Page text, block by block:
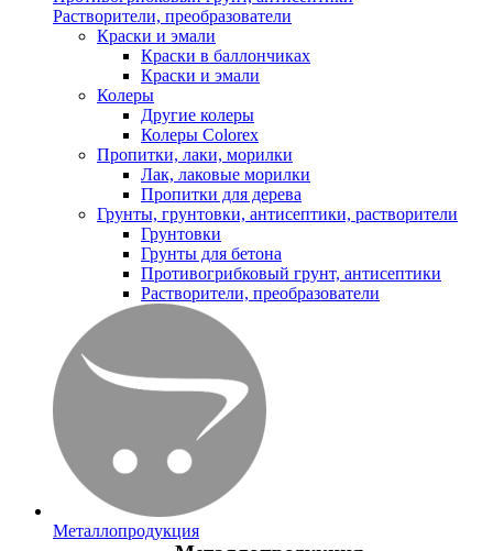
Растворители, преобразователи
Краски и эмали
Краски в баллончиках
Краски и эмали
Колеры
Другие колеры
Колеры Colorex
Пропитки, лаки, морилки
Лак, лаковые морилки
Пропитки для дерева
Грунты, грунтовки, антисептики, растворители
Грунтовки
Грунты для бетона
Противогрибковый грунт, антисептики
Растворители, преобразователи
Металлопродукция